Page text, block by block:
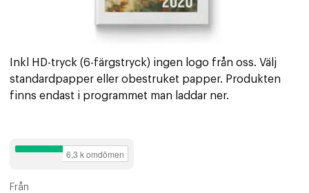
Inkl HD-tryck (6-färgstryck) ingen logo från oss. Välj
standardpapper eller obestruket papper. Produkten
finns endast i programmet man laddar ner.
Från